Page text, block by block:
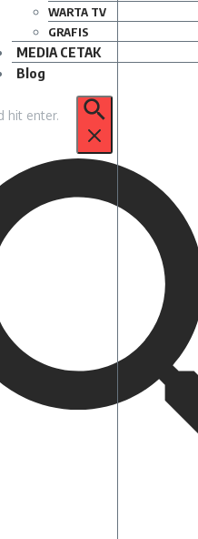
WARTA TV
GRAFIS
MEDIA CETAK
Blog